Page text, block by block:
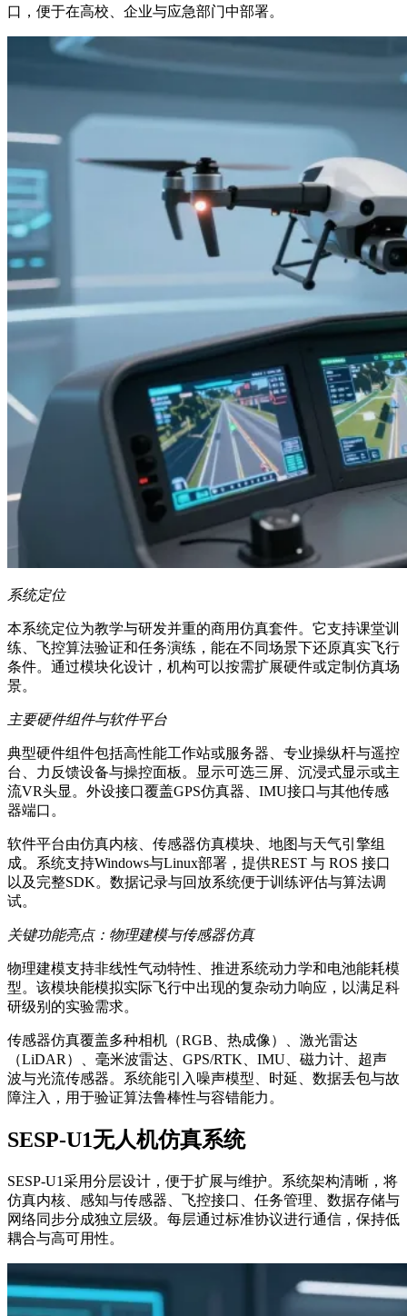
口，便于在高校、企业与应急部门中部署。
系统定位
本系统定位为教学与研发并重的商用仿真套件。它支持课堂训
练、飞控算法验证和任务演练，能在不同场景下还原真实飞行
条件。通过模块化设计，机构可以按需扩展硬件或定制仿真场
景。
主要硬件组件与软件平台
典型硬件组件包括高性能工作站或服务器、专业操纵杆与遥控
台、力反馈设备与操控面板。显示可选三屏、沉浸式显示或主
流VR头显。外设接口覆盖GPS仿真器、IMU接口与其他传感
器端口。
软件平台由仿真内核、传感器仿真模块、地图与天气引擎组
成。系统支持Windows与Linux部署，提供REST 与 ROS 接口
以及完整SDK。数据记录与回放系统便于训练评估与算法调
试。
关键功能亮点：物理建模与传感器仿真
物理建模支持非线性气动特性、推进系统动力学和电池能耗模
型。该模块能模拟实际飞行中出现的复杂动力响应，以满足科
研级别的实验需求。
传感器仿真覆盖多种相机（RGB、热成像）、激光雷达
（LiDAR）、毫米波雷达、GPS/RTK、IMU、磁力计、超声
波与光流传感器。系统能引入噪声模型、时延、数据丢包与故
障注入，用于验证算法鲁棒性与容错能力。
SESP-U1无人机仿真系统
SESP-U1采用分层设计，便于扩展与维护。系统架构清晰，将
仿真内核、感知与传感器、飞控接口、任务管理、数据存储与
网络同步分成独立层级。每层通过标准协议进行通信，保持低
耦合与高可用性。